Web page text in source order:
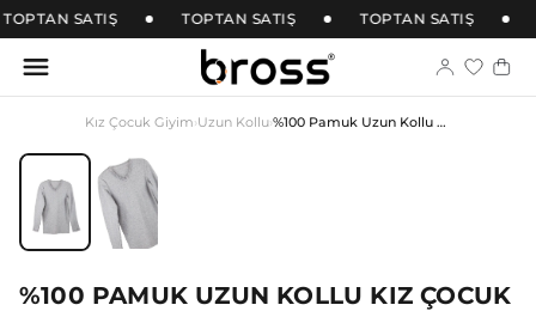
TOPTAN SATIŞ TOPTAN SATIŞ TOPTAN SATIŞ
Kız Çocuk Giyim›Uzun Kollu› %100 Pamuk Uzun Kollu Kız Çocuk Fanila
%100 PAMUK UZUN KOLLU KIZ ÇOCUK